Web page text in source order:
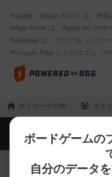
※Apple、Apple のロゴ は、米国
※App Store は、Apple Inc.のサ
※Android は、グーグル インコ
※Google Play とそのロゴは、
ボドゲーマTOP ボド
ボードゲームの
自分のデータ
ボドゲーマ
ボードゲームを